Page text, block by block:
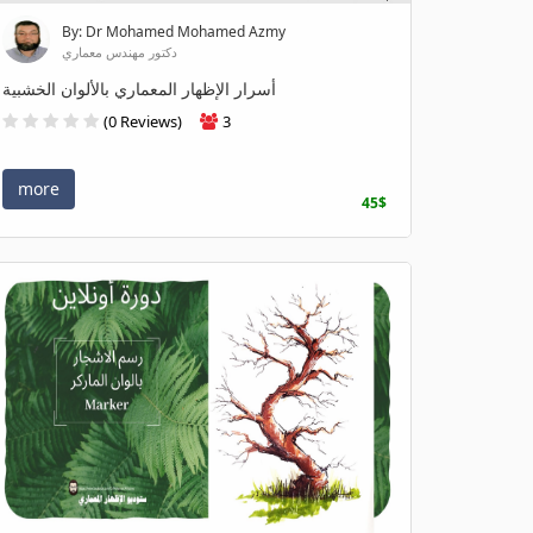
By: Dr Mohamed Mohamed Azmy
دكتور مهندس معماري
أسرار الإظهار المعماري بالألوان الخشبية
(0 Reviews) 3
more
45$